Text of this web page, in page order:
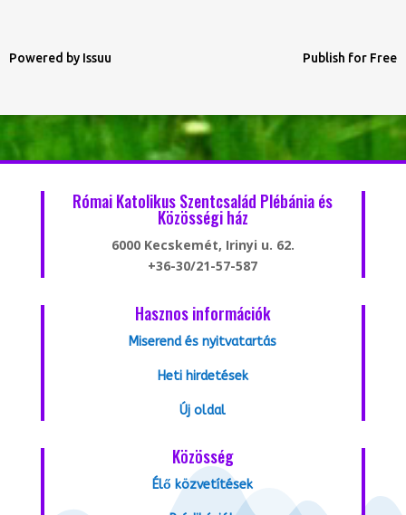
Powered by Issuu Publish for Free
Római Katolikus Szentcsalád Plébánia és
Közösségi ház
6000 Kecskemét, Irinyi u. 62.
+36-30/21-57-587
Hasznos információk
Miserend és nyitvatartás
Heti hirdetések
Új oldal
Közösség
Élő közvetítések